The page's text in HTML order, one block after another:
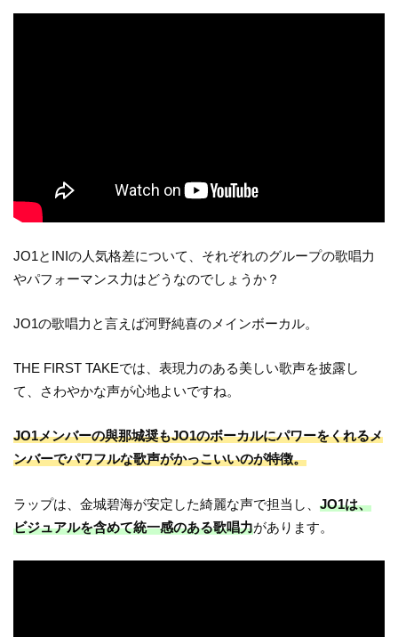
JO1とINIの人気格差について、それぞれのグループの歌唱力
やパフォーマンス力はどうなのでしょうか？
JO1の歌唱力と言えば河野純喜のメインボーカル。
THE FIRST TAKEでは、表現力のある美しい歌声を披露し
て、さわやかな声が心地よいですね。
JO1メンバーの與那城奨もJO1のボーカルにパワーをくれるメ
ンバーでパワフルな歌声がかっこいいのが特徴。
ラップは、金城碧海が安定した綺麗な声で担当し、JO1は、
ビジュアルを含めて統一感のある歌唱力があります。